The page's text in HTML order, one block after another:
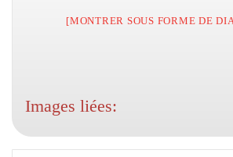
[MONTRER SOUS FORME DE
Images liées: